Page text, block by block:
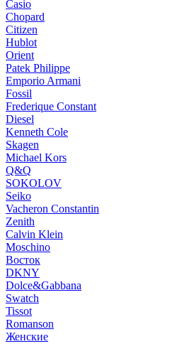
Casio
Chopard
Citizen
Hublot
Orient
Patek Philippe
Emporio Armani
Fossil
Frederique Constant
Diesel
Kenneth Cole
Skagen
Michael Kors
Q&Q
SOKOLOV
Seiko
Vacheron Constantin
Zenith
Calvin Klein
Moschino
Восток
DKNY
Dolce&Gabbana
Swatch
Tissot
Romanson
Женские